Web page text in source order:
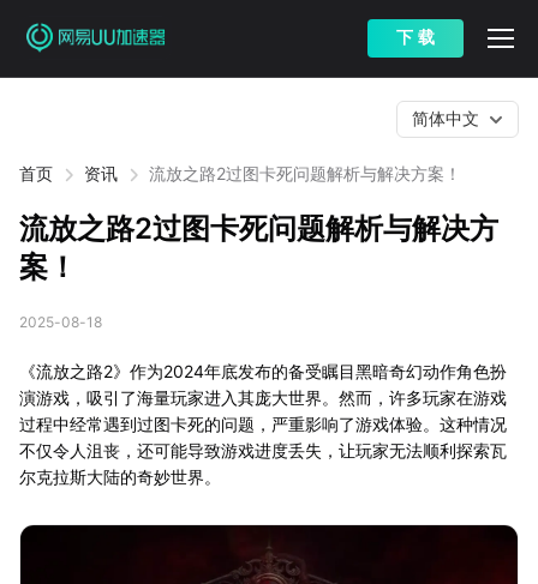
下 载
首页 资讯 流放之路2过图卡死问题解析与解决方案！
简体中文
流放之路2过图卡死问题解析与解决方
案！
2025-08-18
《流放之路2》作为2024年底发布的备受瞩目黑暗奇幻动作角色扮
演游戏，吸引了海量玩家进入其庞大世界。然而，许多玩家在游戏
过程中经常遇到过图卡死的问题，严重影响了游戏体验。这种情况
不仅令人沮丧，还可能导致游戏进度丢失，让玩家无法顺利探索瓦
尔克拉斯大陆的奇妙世界。